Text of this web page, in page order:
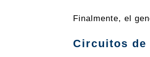
Finalmente, el
Circuitos de